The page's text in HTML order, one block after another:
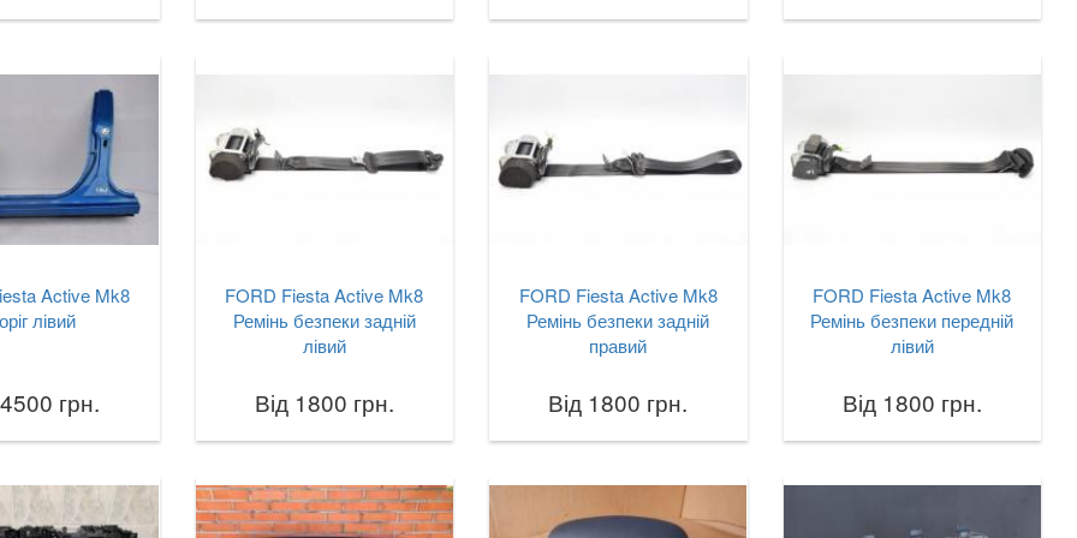
Active Mk8
лівий
грн.
FORD Fiesta Active Mk8
Ремінь безпеки задній
лівий
Від 1800 грн.
FORD Fiesta Active Mk8
Ремінь безпеки задній
правий
Від 1800 грн.
FORD Fiesta Active Mk8
Ремінь безпеки передній
лівий
Від 1800 грн.